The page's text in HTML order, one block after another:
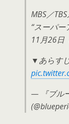
MBS／
“スーパー
11月26日
▼あらす
— 『ブル